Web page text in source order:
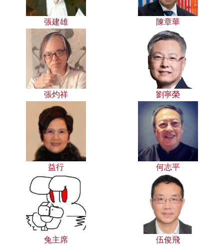
張建雄 陳章華
張灼祥 劉寧榮
益行 何志平
兔主席 伍俊飛